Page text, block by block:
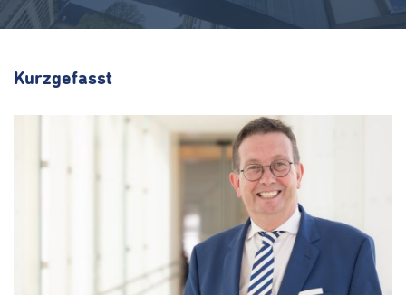
Kurzgefasst